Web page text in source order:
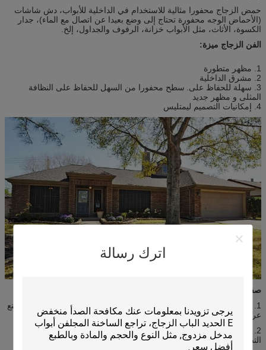
اترك رسالة
حمض الزجاج محفورا مثالية للاستخدام في الداخلية للأبواب، دش شاشات
(الأحماض الوجه محفورة تحتاج إلى وضع بعيدا عن اتصال مع الماء)، جدار
الكسوة، الأثاث، مثل الأبواب خزانة، الرفوف والجداول، إلخ.
الفن الزجاج ميزة:
1. مظهر متطورة
2. مشرق الداخلية
3. سهلة للحفاظ على.
سطح محفورا من السهل للحفاظ على النظافة
المثلى و مظهر جديد
4. إمكانيات التصميم ليمتليس
صفة مميزة
1. تسمح تماما للضوء لتمرير من خلال ومن ناحية أخرى يمكن أن تحد أو منع
عرض واضح على نحو فعال.
2. متاح في مجموعة واسعة من أنماط، إضافة مكملا مثاليا لكثير من
التصاميم الداخلية.